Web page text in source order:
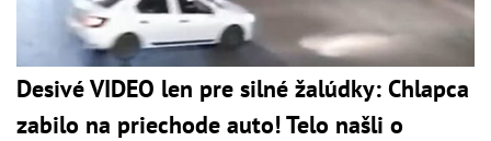
Desivé VIDEO len pre silné žalúdky: Chlapca
zabilo na priechode auto! Telo našli o